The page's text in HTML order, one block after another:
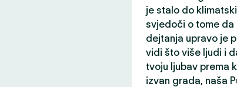
je stalo do
svjedoči o tome da
dejtanja upravo je
vidi što više ljudi i
tvoju ljubav prema
izvan grada, naša